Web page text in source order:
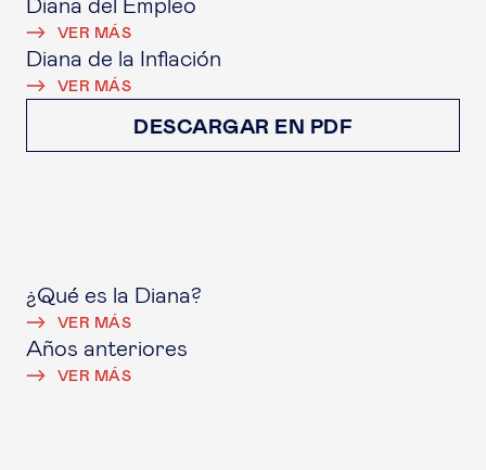
Diana del Empleo
VER MÁS
Diana de la Inflación
VER MÁS
DESCARGAR EN PDF
¿Qué es la Diana?
VER MÁS
Años anteriores
VER MÁS